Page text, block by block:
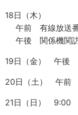
18日（木）
午前 有線放送番
午後 関係機関訪
19日（金） 午後
20日（土） 午前
21日（日） 9:00